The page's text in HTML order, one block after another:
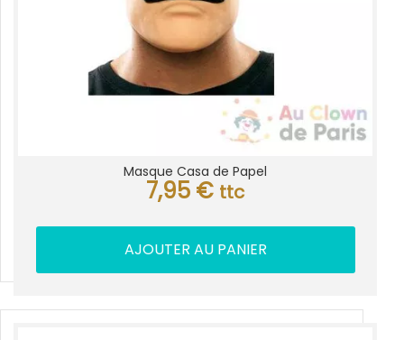
Masque Casa de Papel
7,95 € ttc
AJOUTER AU PANIER